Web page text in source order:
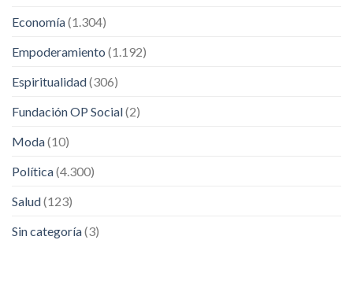
Economía(1.304)
Empoderamiento (1.192)
Espiritualidad(306)
Fundación OP Social(2)
Moda(10)
Política(4.300)
Salud(123)
Sin categoría(3)